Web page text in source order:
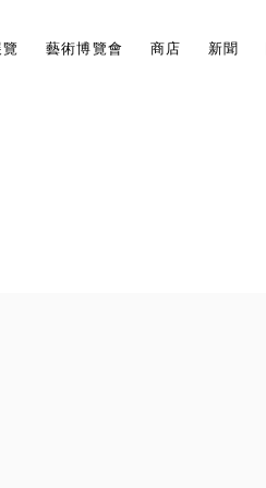
覽 藝術博覽會 商店 新聞